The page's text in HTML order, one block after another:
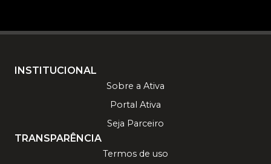
INSTITUCIONAL
Sobre a Ativa
Portal Ativa
Seja Parceiro
TRANSPARÊNCIA
Termos de uso